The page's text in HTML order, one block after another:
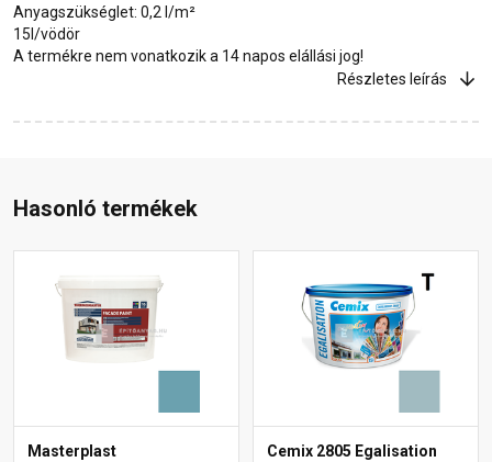
Anyagszükséglet: 0,2 l/m²
15l/vödör
A termékre nem vonatkozik a 14 napos elállási jog!
Részletes leírás
Hasonló termékek
Masterplast
Cemix 2805 Egalisation